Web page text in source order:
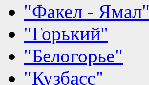
"Факел - Ямал"
"Горький"
"Белогорье"
"Кузбасс"